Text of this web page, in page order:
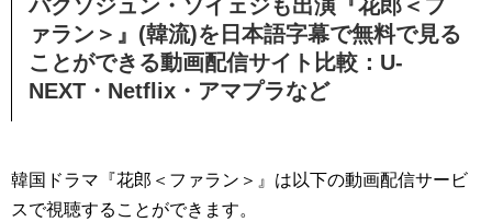
パクソジュン・ソイェジも出演『花郎＜フ
ァラン＞』(韓流)を日本語字幕で無料で見る
ことができる動画配信サイト比較：U-
NEXT・Netflix・アマプラなど
韓国ドラマ『花郎＜ファラン＞』は以下の動画配信サービ
スで視聴することができます。